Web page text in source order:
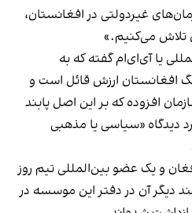
غیردولتی در افغانستان،
یا آی‌ای‌ام گفته که به
افغانستان ارزش قائل است و
افزوده که بر این اصل پابند
دیدگاه «سیاسی یا مذهبی
و یک عضو بین‌المللی تیم روز
۱۲ سنبله و ۱۵ کارمند دیگر آن در دفتر این موسسه در